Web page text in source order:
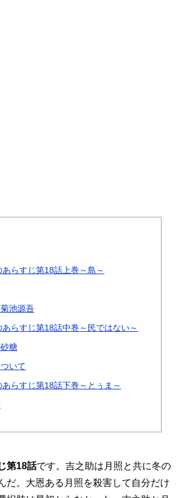
らすじ第18話上巻～島～
池源吾
らすじ第18話中巻～民ではない～
糖
いて
らすじ第18話下巻～とぅま～
第18話です。吉之助は月照と共に冬の
だ。大恩ある月照を殺害して自分だけ